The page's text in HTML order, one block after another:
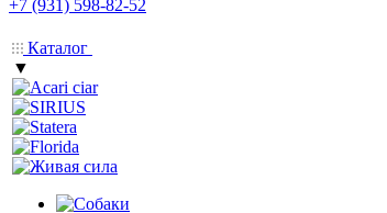
+7 (931) 598-82-52
Каталог
▼